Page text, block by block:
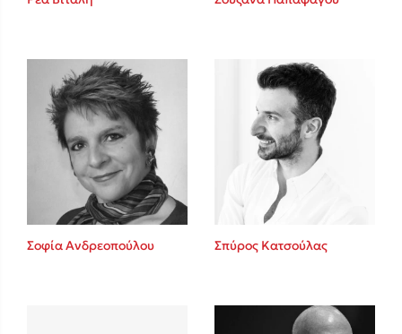
Το λιμάνι μου είσαι εσύ
Ιωάννης Γλωσσόπουλος
Ένας γίγαντας στο σχολείο
Σοφία Ανδρεοπούλου Σπύρος Κατσούλας